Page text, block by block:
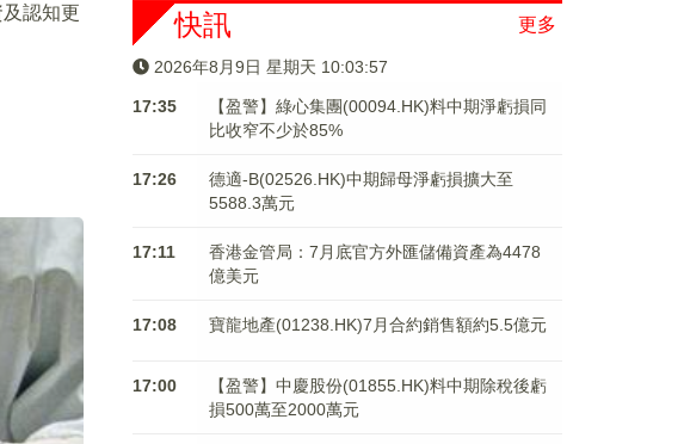
認知更
更多
快訊
2026年8月9日 星期天 10:03:59
17:35
【盈警】綠心集團(00094.HK)料中期淨虧損同
比收窄不少於85%
17:26
德適-B(02526.HK)中期歸母淨虧損擴大至
5588.3萬元
17:11
香港金管局：7月底官方外匯儲備資產為4478
億美元
17:08 寶龍地產(01238.HK)7月合約銷售額約5.5億元
17:00
【盈警】中慶股份(01855.HK)料中期除稅後虧
損500萬至2000萬元